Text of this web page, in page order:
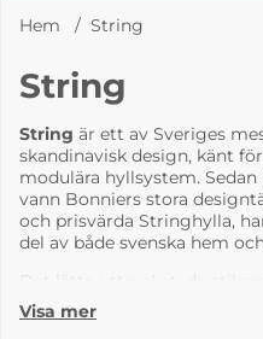
Hem String
String
String är ett av Sveriges
skandinavisk design, känt
modulära hyllsystem.
vann Bonniers stora
och prisvärda Stringhylla,
del av både svenska hem
Det lätta uttrycket, de
möjligheterna att anpassa
gjort String till en favorit